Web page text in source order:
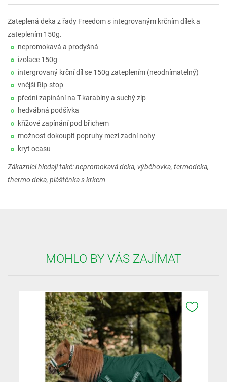
Zateplená deka z řady Freedom s integrovaným krčním dílek a
zateplením 150g.
nepromokavá a prodyšná
izolace 150g
intergrovaný krční díl se 150g zateplením (neodnímatelný)
vnější Rip-stop
přední zapínání na T-karabiny a suchý zip
hedvábná podšívka
křížové zapínání pod břichem
možnost dokoupit popruhy mezi zadní nohy
kryt ocasu
Zákazníci hledají také: nepromokavá deka, výběhovka, termodeka,
thermo deka, pláštěnka s krkem
MOHLO BY VÁS ZAJÍMAT